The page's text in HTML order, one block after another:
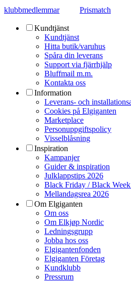
klubbmedlemmar Prismatch
Kundtjänst
Kundtjänst
Hitta butik/varuhus
Spåra din leverans
Support via fjärrhjälp
Bluffmail m.m.
Kontakta oss
Information
Leverans- och
Cookies på Elgiganten
Marketplace
Personuppgiftspolicy
Visselblåsning
Inspiration
Kampanjer
Guider & inspiration
Julklappstips 2026
Black Friday / Black
Mellandagsrea 2026
Om Elgiganten
Om oss
Om Elkjøp Nordic
Ledningsgrupp
Jobba hos oss
Elgigantenfonden
Elgiganten Företag
Kundklubb
Pressrum